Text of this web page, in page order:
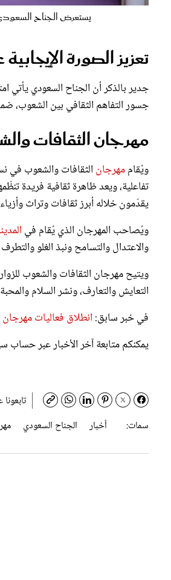
يستعرض الجناح
تعزيز الصورة
جدير بالذكر أن الجناح السعودي يأتي
جسور التفاهم الثقافي بين الشعوب، ضمن بيئة
مهرجان الثقافات
ويُقاممهرجان
تفاعلية، ويعد ظاهرة ثقافية فريدة
يقدّمون خلاله أبرز ثقافات وتراث وأزياء
ويُصاحب المهرجان الذي يُقام في
والاعتدال والتسامح ونبذ الغلو
ويتيح مهرجان الثقافات والشعوب
التعايش والتعارف، ونشر السلام
في خبر سابق: انطلاق فعاليات مهرجان
يمكنكم متابعة آخر الأخبار عبر
سمات:
أخبار الجناح السعودي